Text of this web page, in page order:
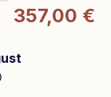
357,00 €